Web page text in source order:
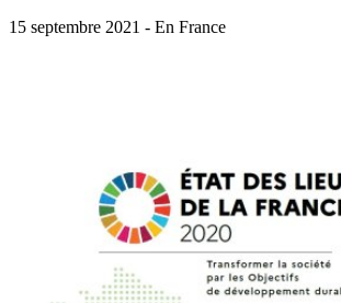
15 septembre 2021 - En France